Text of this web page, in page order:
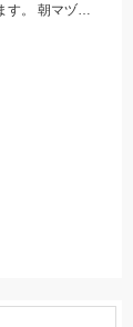
【当店常連お客様 S様】エギング情報ありがとうございます。 朝マヅメの時間帯３杯立て続けに、1.8㌔・800ｇ・900ｇが釣れました！ 1.8㌔のヒットエギは【エギ王Ｋ3.5号 黒潮ＳＰ マッスルファイト】